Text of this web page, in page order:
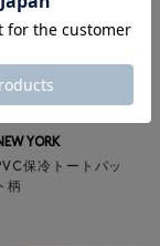
YORK
保冷トートバッ
柄